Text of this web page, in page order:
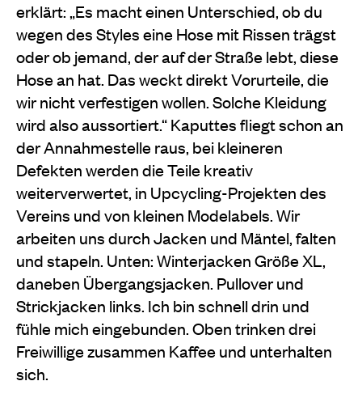
erklärt: „Es macht einen Unterschied, ob du
wegen des Styles eine Hose mit Rissen trägst
oder ob jemand, der auf der Straße lebt, diese
Hose an hat. Das weckt direkt Vorurteile, die
wir nicht verfestigen wollen. Solche Kleidung
wird also aussortiert.“ Kaputtes fliegt schon an
der Annahmestelle raus, bei kleineren
Defekten werden die Teile kreativ
weiterverwertet, in Upcycling-Projekten des
Vereins und von kleinen Modelabels. Wir
arbeiten uns durch Jacken und Mäntel, falten
und stapeln. Unten: Winterjacken Größe XL,
daneben Übergangsjacken. Pullover und
Strickjacken links. Ich bin schnell drin und
fühle mich eingebunden. Oben trinken drei
Freiwillige zusammen Kaffee und unterhalten
sich.